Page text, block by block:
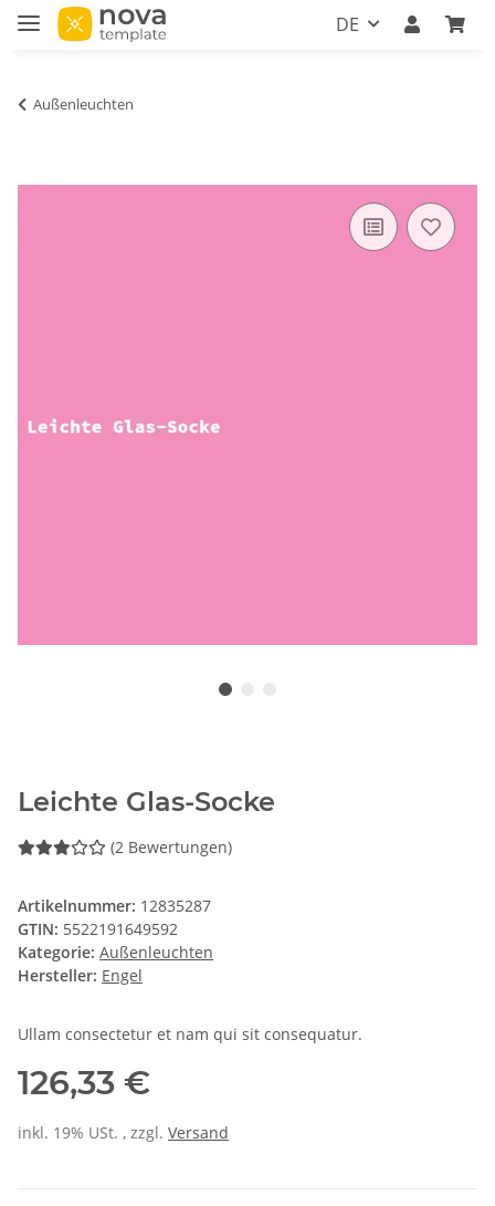
DE
Außenleuchten
Leichte Glas-Socke
(2 Bewertungen)
Artikelnummer: 12835287
GTIN: 5522191649592
Kategorie: Außenleuchten
Hersteller: Engel
Ullam consectetur et nam qui sit consequatur.
126,33 €
inkl. 19% USt. , zzgl. Versand